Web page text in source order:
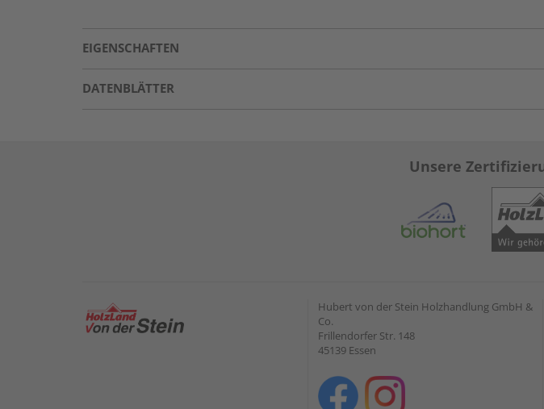
EIGENSCHAFTEN
DATENBLÄTTER
Unsere
Hubert von der Stein Holzhandlung GmbH &
Co.
Frillendorfer Str. 148
45139 Essen